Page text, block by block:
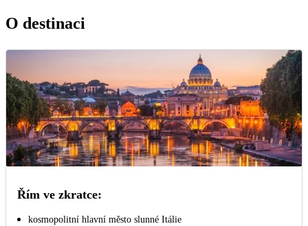
O destinaci
Řím ve zkratce:
kosmopolitní hlavní město slunné Itálie